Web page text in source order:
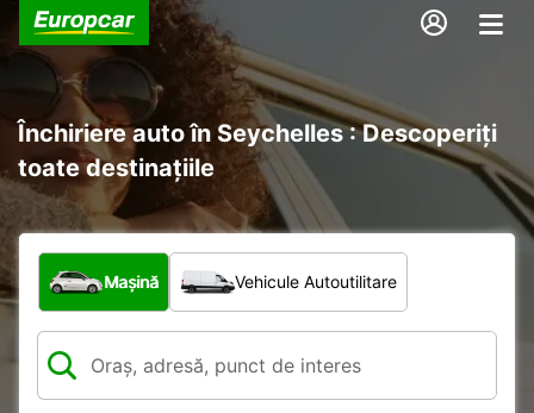
Închiriere auto în Seychelles : Descoperiți
toate destinațiile
Ce tip de vehicul?
Mașină Vehicule Autoutilitare